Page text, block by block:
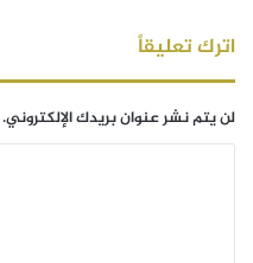
اترك تعليقاً
لن يتم نشر عنوان بريدك الإلكتروني.